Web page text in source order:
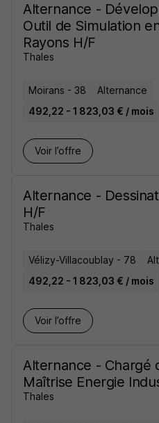
Alternance -
Outil de Simulation
Rayons H/F
Thales
Moirans - 38
Alternance
492,22 - 1 823,03 € / mois
Voir l’offre
Alternance -
H/F
Thales
Vélizy-Villacoublay - 78
492,22 - 1 823,03 € / mois
Voir l’offre
Alternance - Chargé
Maîtrise Energie
Thales